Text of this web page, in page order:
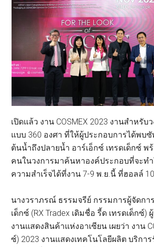
เปิดแล้ว งาน COSMEX 2023 งานสำหรับ
แบบ 360 องศา ที่ให้ผู้ประกอบการได้พบ
ต้นน้ำถึงปลายน้ำ อาร์เอ็กซ์ เทรดเด็กซ์
คนในวงการมาค้นหาองค์ประกอบที่จะท
ความสำเร็จได้ที่งาน 7-9 พ.ย.นี้ ที่ฮอลล์
นางวราภรณ์ ธรรมจรีย์ กรรมการผู้จัดกา
เด็กซ์ (RX Tradex เดิมชื่อ รี้ด เทรดเด็กซ์)
งานแสดงสินค้าแห่งอาเซียน เผยว่า งาน
ซ์) 2023 งานแสดงเทคโนโลยีผลิต บริกา